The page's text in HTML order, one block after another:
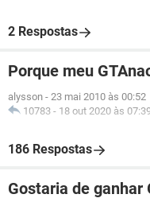
2 Respostas
Porque meu
alysson - 23 mai 2010 às 00:52
10783 - 18 out 2020 às
186 Respostas
Gostaria de ganhar